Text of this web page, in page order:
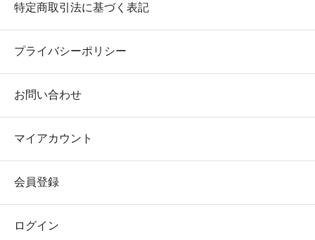
特定商取引法に基づく表記
プライバシーポリシー
お問い合わせ
マイアカウント
会員登録
ログイン